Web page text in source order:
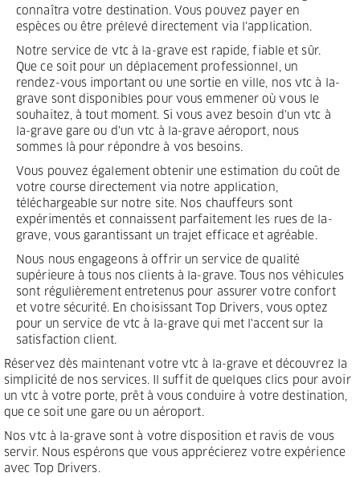
connaîtra votre destination. Vous pouvez payer en
espèces ou être prélevé directement via l'application.
Notre service de vtc à la-grave est rapide, fiable et sûr.
Que ce soit pour un déplacement professionnel, un
rendez-vous important ou une sortie en ville, nos vtc à la-
grave sont disponibles pour vous emmener où vous le
souhaitez, à tout moment. Si vous avez besoin d'un vtc à
la-grave gare ou d'un vtc à la-grave aéroport, nous
sommes là pour répondre à vos besoins.
Vous pouvez également obtenir une estimation du coût de
votre course directement via notre application,
téléchargeable sur notre site. Nos chauffeurs sont
expérimentés et connaissent parfaitement les rues de la-
grave, vous garantissant un trajet efficace et agréable.
Nous nous engageons à offrir un service de qualité
supérieure à tous nos clients à la-grave. Tous nos véhicules
sont régulièrement entretenus pour assurer votre confort
et votre sécurité. En choisissant Top Drivers, vous optez
pour un service de vtc à la-grave qui met l'accent sur la
satisfaction client.
Réservez dès maintenant votre vtc à la-grave et découvrez la
simplicité de nos services. Il suffit de quelques clics pour avoir
un vtc à votre porte, prêt à vous conduire à votre destination,
que ce soit une gare ou un aéroport.
Nos vtc à la-grave sont à votre disposition et ravis de vous
servir. Nous espérons que vous apprécierez votre expérience
avec Top Drivers.